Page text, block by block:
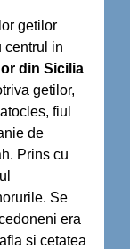
getilor
centrul in
din Sicilia
getilor,
fiul
de
Prins cu
Se
era
si cetatea